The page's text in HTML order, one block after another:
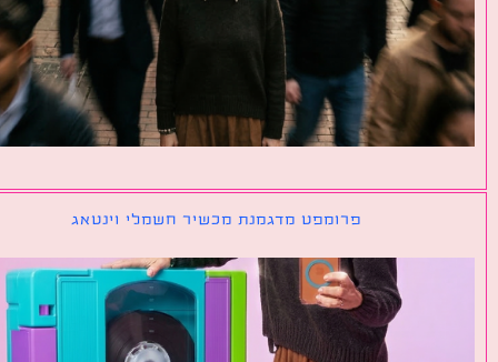
פרומפט מדגמנת מכשיר חשמלי וינטאג